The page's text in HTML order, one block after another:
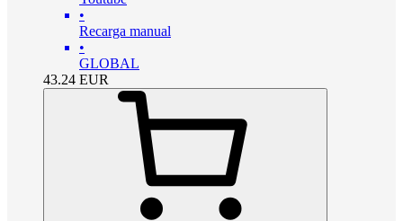
•
Recarga manual
•
GLOBAL
43.24 EUR